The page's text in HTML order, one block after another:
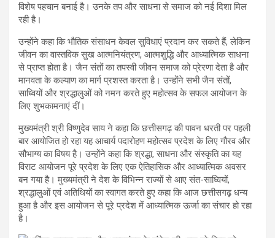
विशेष पहचान बनाई है। उनके तप और साधना से समाज को नई दिशा मिल
रही है।
उन्होंने कहा कि भौतिक संसाधन केवल सुविधाएं प्रदान कर सकते हैं, लेकिन
जीवन का वास्तविक सुख आत्मनियंत्रण, आत्मशुद्धि और आध्यात्मिक साधना
से प्राप्त होता है। जैन संतों का तपस्वी जीवन समाज को प्रेरणा देता है और
मानवता के कल्याण का मार्ग प्रशस्त करता है। उन्होंने सभी जैन संतों,
साध्वियों और श्रद्धालुओं को नमन करते हुए महोत्सव के सफल आयोजन के
लिए शुभकामनाएं दीं।
मुख्यमंत्री श्री विष्णुदेव साय ने कहा कि छत्तीसगढ़ की पावन धरती पर पहली
बार आयोजित हो रहा यह आचार्य पदारोहण महोत्सव प्रदेश के लिए गौरव और
सौभाग्य का विषय है। उन्होंने कहा कि श्रद्धा, साधना और संस्कृति का यह
विराट आयोजन पूरे प्रदेश के लिए एक ऐतिहासिक और आध्यात्मिक अवसर
बन गया है। मुख्यमंत्री ने देश के विभिन्न राज्यों से आए संत-साध्वियों,
श्रद्धालुओं एवं अतिथियों का स्वागत करते हुए कहा कि आज छत्तीसगढ़ धन्य
हुआ है और इस आयोजन से पूरे प्रदेश में आध्यात्मिक ऊर्जा का संचार हो रहा
है।